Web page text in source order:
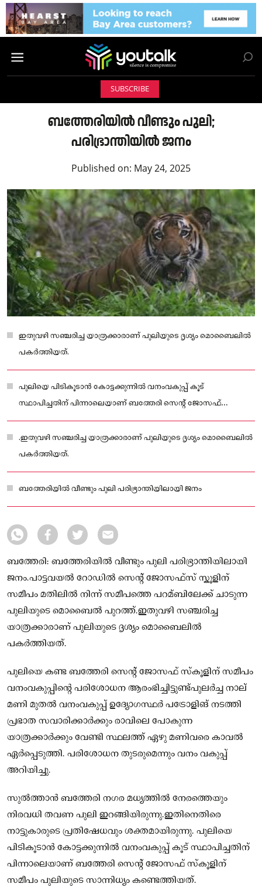
SUBSCRIBE
ബത്തേരിയിൽ വീണ്ടും പുലി;
പരിഭ്രാന്തിയിൽ ജനം
Published on: May 24, 2025
ഇതുവഴി സഞ്ചരിച്ച യാത്രക്കാരാണ് പുലിയുടെ ദൃശ്യം മൊബൈലിൽ
പകർത്തിയത്.
പുലിയെ പിടികൂടാൻ കോട്ടക്കുന്നിൽ വനംവകുപ്പ് കൂട്
സ്ഥാപിച്ചതിന് പിന്നാലെയാണ് ബത്തേരി സെന്റ് ജോസഫ്
സ്‌കൂളിന് സമീപം പുലിയുടെ സാന്നിധ്യം കണ്ടെത്തിയത്.
.ഇതുവഴി സഞ്ചരിച്ച യാത്രക്കാരാണ് പുലിയുടെ ദൃശ്യം മൊബൈലിൽ
പകർത്തിയത്.
ബത്തേരിയിൽ വീണ്ടും പുലി പരിഭ്രാന്തിയിലായി ജനം
ബത്തേരി: ബത്തേരിയിൽ വീണ്ടും പുലി പരിഭ്രാന്തിയിലായി
ജനം.പാട്ടവയൽ റോഡിൽ സെന്റ് ജോസഫ്സ് സ്കൂ‌ളിന്
സമീപം മതിലിൽ നിന്ന് സമീപത്തെ പറമ്ബിലേക്ക് ചാടുന്ന
പുലിയുടെ മൊബൈൽ പുറത്ത്.ഇതുവഴി സഞ്ചരിച്ച
യാത്രക്കാരാണ് പുലിയുടെ ദൃശ്യം മൊബൈലിൽ
പകർത്തിയത്.
പുലിയെ കണ്ട ബത്തേരി സെന്റ് ജോസഫ് സ്‌കൂളിന് സമീപം
വനംവകുപ്പിന്റെ പരിശോധന ആരംഭിച്ചിട്ടുണ്ട്പുലർച്ച നാല്
മണി മുതൽ വനംവകുപ്പ് ഉദ്യോഗസ്ഥർ പട്രോളിങ് നടത്തി
പ്രഭാത സവാരിക്കാർക്കും രാവിലെ പോകുന്ന
യാത്രക്കാർക്കും വേണ്ടി സ്ഥലത്ത് ഏഴു മണിവരെ കാവൽ
ഏർപ്പെടുത്തി. പരിശോധന തുടരുമെന്നും വനം വകുപ്പ്
അറിയിച്ചു.
സുൽത്താൻ ബത്തേരി നഗര മധ്യത്തിൽ നേരത്തെയും
നിരവധി തവണ പുലി ഇറങ്ങിയിരുന്നു.ഇതിനെതിരെ
നാട്ടുകാരുടെ പ്രതിഷേധവും ശക്തമായിരുന്നു. പുലിയെ
പിടികൂടാൻ കോട്ടക്കുന്നിൽ വനംവകുപ്പ് കൂട് സ്ഥാപിച്ചതിന്
പിന്നാലെയാണ് ബത്തേരി സെന്റ് ജോസഫ് സ്‌കൂളിന്
സമീപം പുലിയുടെ സാന്നിധ്യം കണ്ടെത്തിയത്.